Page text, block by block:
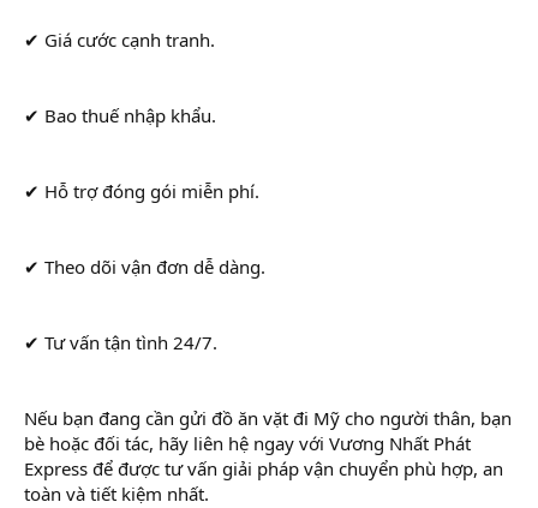
✔ Giá cước cạnh tranh.
✔ Bao thuế nhập khẩu.
✔ Hỗ trợ đóng gói miễn phí.
✔ Theo dõi vận đơn dễ dàng.
✔ Tư vấn tận tình 24/7.
Nếu bạn đang cần gửi đồ ăn vặt đi Mỹ cho người thân, bạn
bè hoặc đối tác, hãy liên hệ ngay với Vương Nhất Phát
Express để được tư vấn giải pháp vận chuyển phù hợp, an
toàn và tiết kiệm nhất.